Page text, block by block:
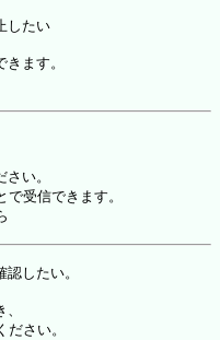
したい
ます。
い。
受信できます。
したい。
さい。